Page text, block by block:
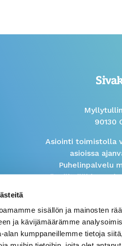
sisällön ja mainosten
ja kävijämäärämme
alan kumppaneillemme tietoja
90130
Asiointi toimistolla
asioissa
Puhelinpalvelu
Isännöitsijöiden